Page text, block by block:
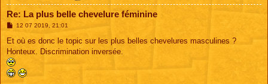
Re: La plus belle chevelure féminine
M
s
a
g
e
12 07 2019, 21:01
Et où es donc le topic sur les plus belles chevelures masculines ?
Honteux. Discrimination inversée.